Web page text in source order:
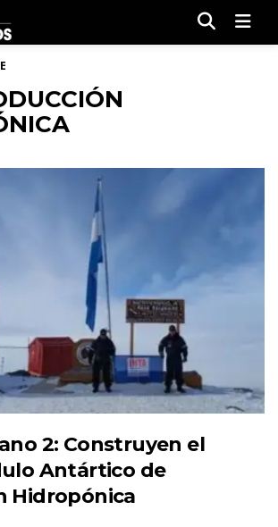
2: Construyen el
Antártico de
Hidropónica